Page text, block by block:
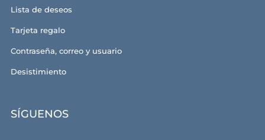
Lista de deseos
Tarjeta regalo
Contraseña, correo y usuario
Desistimiento
SÍGUENOS